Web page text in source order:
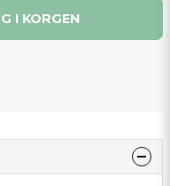
I KORGEN